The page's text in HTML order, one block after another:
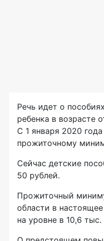
Речь идет о
ребенка в возрасте
С 1 января 2020
прожиточному
Сейчас детские
50 рублей.
Прожиточный
области в
на уровне в 10,6 тыс.